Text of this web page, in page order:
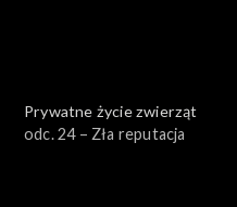
Prywatne życie zwierząt
odc. 24 – Zła reputacja